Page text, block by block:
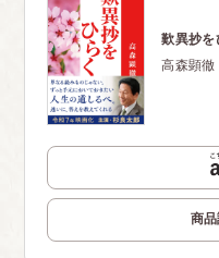
歎異抄を
高森顕徹
商